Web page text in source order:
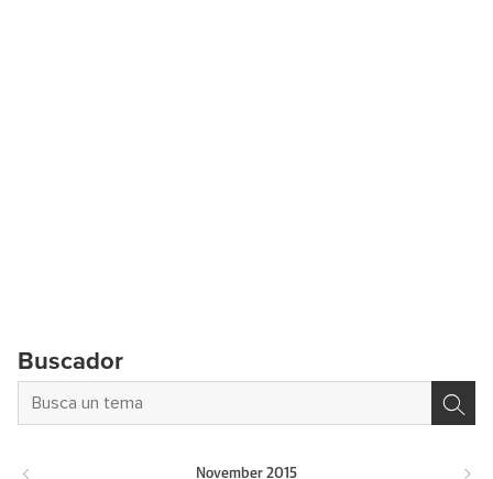
Buscador
November 2015